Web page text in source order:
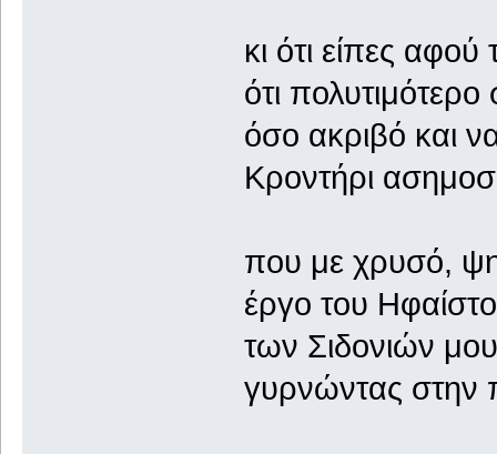
κι ότι είπες
ότι
όσο ακριβό και
Κροντήρι
που με χρυσό,
έργο του
των Σιδονιών μου
γυρνώντας στην